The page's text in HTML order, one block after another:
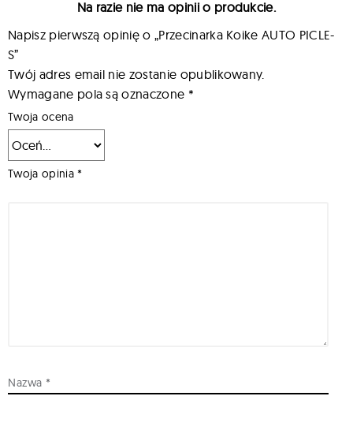
Na razie nie ma opinii o produkcie.
Napisz pierwszą opinię o „Przecinarka Koike AUTO PICLE-
S”
Twój adres email nie zostanie opublikowany.
Wymagane pola są oznaczone *
Twoja ocena
Twoja opinia*
Nazwa *